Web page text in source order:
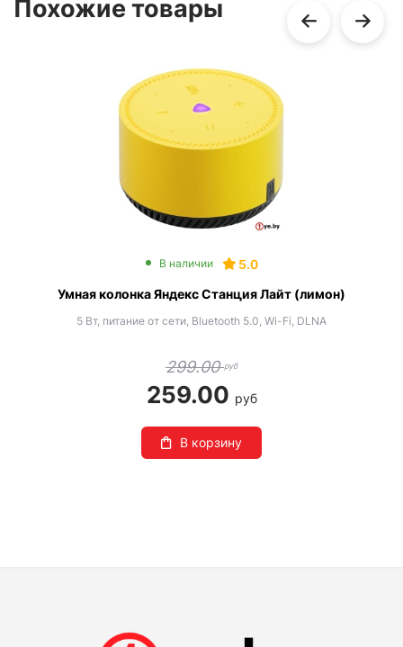
Похожие товары
В наличии
5.0
Умная колонка Яндекс Станция Лайт (лимон)
5 Вт, питание от сети, Bluetooth 5.0, Wi-Fi, DLNA
299.00руб
259.00 руб
В корзину